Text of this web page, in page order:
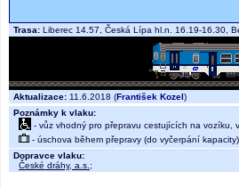
Trasa: Liberec 14.57, Česká Lípa hl.n. 16.19-16.30,
Aktualizace: 11.6.2018 (František Kozel)
Poznámky k vlaku:
- vůz vhodný pro přepravu cestujících na vozíku,
- úschova během přepravy (do vyčerpání kapacity)
Dopravce vlaku:
České dráhy, a.s. ;